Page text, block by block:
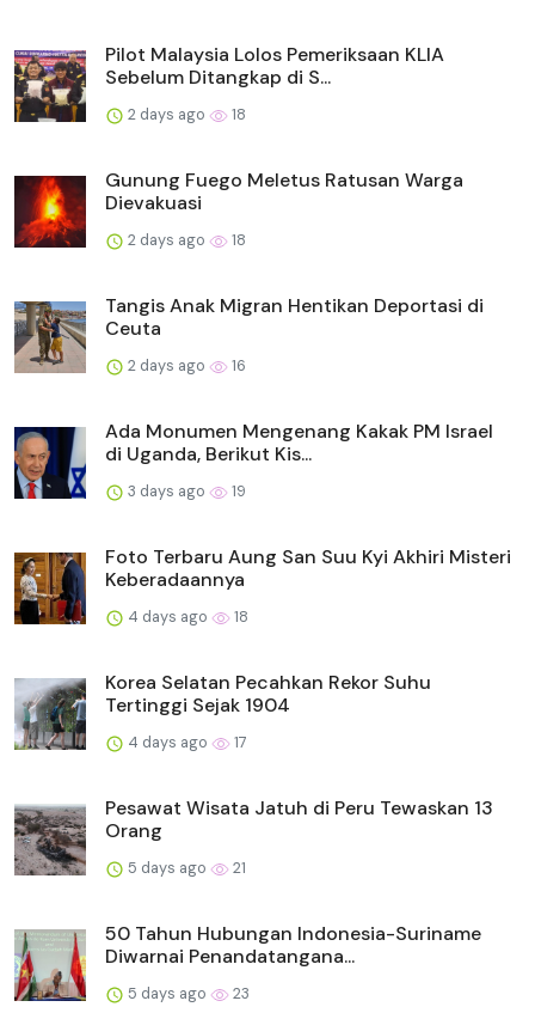
Pilot Malaysia Lolos Pemeriksaan KLIA
Sebelum Ditangkap di S...
2 days ago 18
Gunung Fuego Meletus Ratusan Warga
Dievakuasi
2 days ago 18
Tangis Anak Migran Hentikan Deportasi di
Ceuta
2 days ago 16
Ada Monumen Mengenang Kakak PM Israel
di Uganda, Berikut Kis...
3 days ago 19
Foto Terbaru Aung San Suu Kyi Akhiri Misteri
Keberadaannya
4 days ago 18
Korea Selatan Pecahkan Rekor Suhu
Tertinggi Sejak 1904
4 days ago 17
Pesawat Wisata Jatuh di Peru Tewaskan 13
Orang
5 days ago 21
50 Tahun Hubungan Indonesia-Suriname
Diwarnai Penandatangana...
5 days ago 23